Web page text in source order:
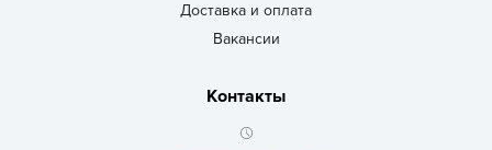
Доставка и оплата
Вакансии
Контакты